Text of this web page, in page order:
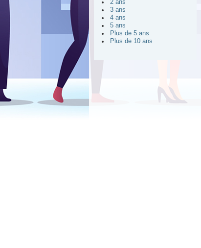
2 ans
3 ans
4 ans
5 ans
Plus de 5 ans
Plus de 10 ans